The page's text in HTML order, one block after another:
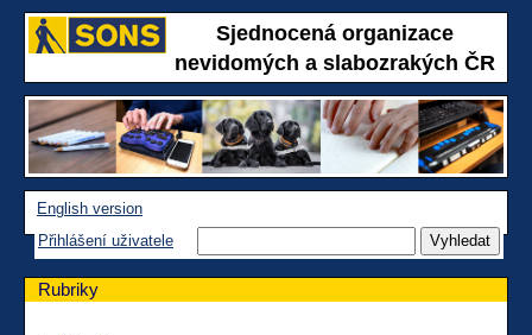
Sjednocená organizace
nevidomých a slabozrakých ČR
English version
Přihlášení uživatele
Rubriky